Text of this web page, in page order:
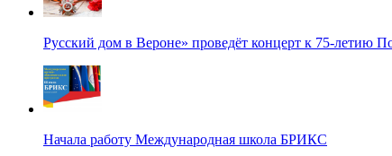
Русский дом в Вероне» проведёт концерт к 75-летию
Начала работу Международная школа БРИКС